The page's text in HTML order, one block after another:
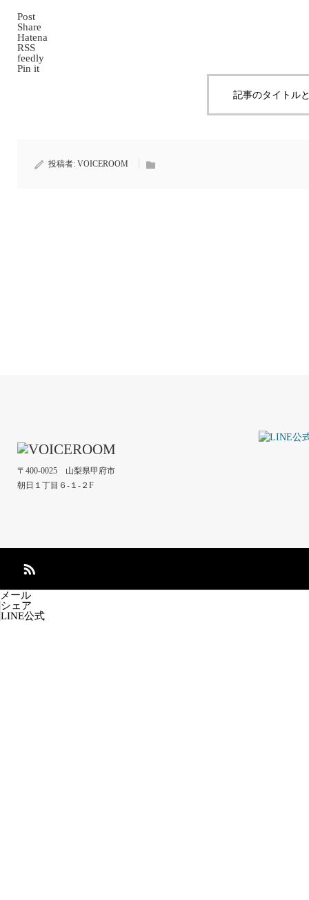
Post
Share
Hatena
RSS
feedly
Pin it
記事のタイトル
投稿者: VOICEROOM
〒400-0025 山梨県甲府市
朝日１丁目６-１-２F
メール
シェア
LINE公式